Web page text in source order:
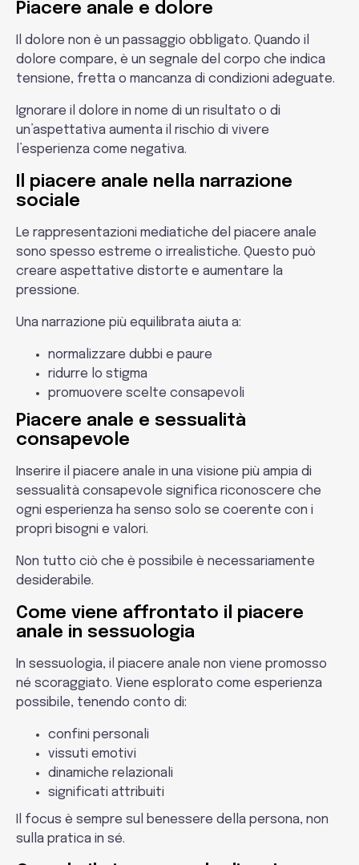
Piacere anale e dolore
Il dolore non è un passaggio obbligato. Quando il
dolore compare, è un segnale del corpo che indica
tensione, fretta o mancanza di condizioni adeguate.
Ignorare il dolore in nome di un risultato o di
un’aspettativa aumenta il rischio di vivere
l’esperienza come negativa.
Il piacere anale nella narrazione
sociale
Le rappresentazioni mediatiche del piacere anale
sono spesso estreme o irrealistiche. Questo può
creare aspettative distorte e aumentare la
pressione.
Una narrazione più equilibrata aiuta a:
normalizzare dubbi e paure
ridurre lo stigma
promuovere scelte consapevoli
Piacere anale e sessualità
consapevole
Inserire il piacere anale in una visione più ampia di
sessualità consapevole significa riconoscere che
ogni esperienza ha senso solo se coerente con i
propri bisogni e valori.
Non tutto ciò che è possibile è necessariamente
desiderabile.
Come viene affrontato il piacere
anale in sessuologia
In sessuologia, il piacere anale non viene promosso
né scoraggiato. Viene esplorato come esperienza
possibile, tenendo conto di:
confini personali
vissuti emotivi
dinamiche relazionali
significati attribuiti
Il focus è sempre sul benessere della persona, non
sulla pratica in sé.